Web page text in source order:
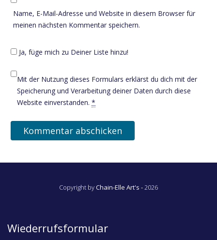
Name, E-Mail-Adresse und Website in diesem Browser für
meinen nächsten Kommentar speichern.
Ja, füge mich zu Deiner Liste hinzu!
Mit der Nutzung dieses Formulars erklärst du dich mit der
Speicherung und Verarbeitung deiner Daten durch diese
Website einverstanden. *
Copyright byChain-Elle Art's -2026
Wiederrufsformular